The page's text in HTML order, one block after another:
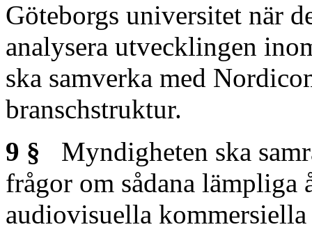
Göteborgs universitet när
analysera utvecklingen
ska samverka med
branschstruktur.
9 § Myndigheten ska
frågor om sådana
audiovisuella